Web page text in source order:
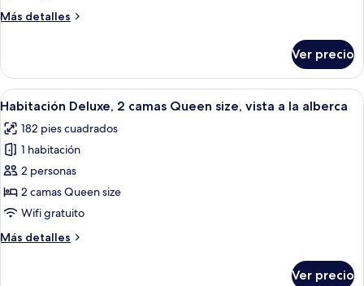
King
vista
al
jardín
Más detalles
Más
Premium,
cama
size,
balcón,
al
jardín
Ver precio
Abrir
todas
las
fotos
de
Habitación
Deluxe,
camas
Habitación de hotel con dos camas,
5
Habitación Deluxe, 2 camas Queen size, vista a la alberca
182 pies cuadrados
1 habitación
2 personas
2 camas Queen size
Wifi gratuito
Más detalles
Más
Ver precio